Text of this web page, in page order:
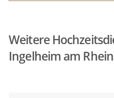
Weitere
Ingelheim am Rhein